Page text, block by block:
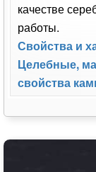
качестве
работы.
Свойства и
Целебные,
свойства